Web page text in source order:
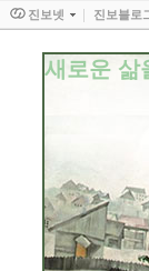
새로운 삶
진보넷 진보블로